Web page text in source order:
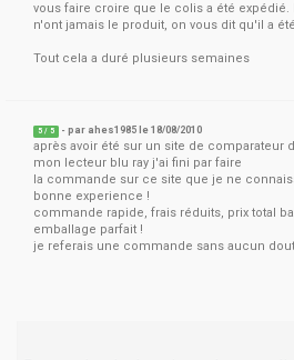
vous faire croire que le colis a été
n'ont jamais le produit, on vous dit qu'il a
Tout cela a duré plusieurs semaines
5 / 5 - par ahes1985 le 18/08/2010
après avoir été sur un site de comparateur
mon lecteur blu ray j'ai fini par faire
la commande sur ce site que je ne
bonne experience !
commande rapide, frais réduits, prix total
emballage parfait !
je referais une commande sans aucun